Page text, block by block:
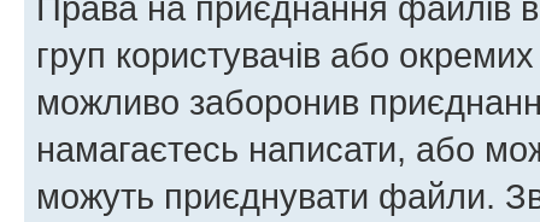
груп користувачів або
можливо заборонив
намагаєтесь написати, або
можуть приєднувати файли.